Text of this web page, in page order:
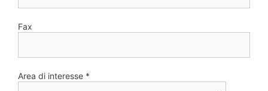
Fax
Area di interesse *